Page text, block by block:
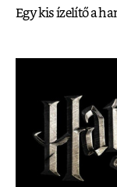
Egy kis ízelítő a